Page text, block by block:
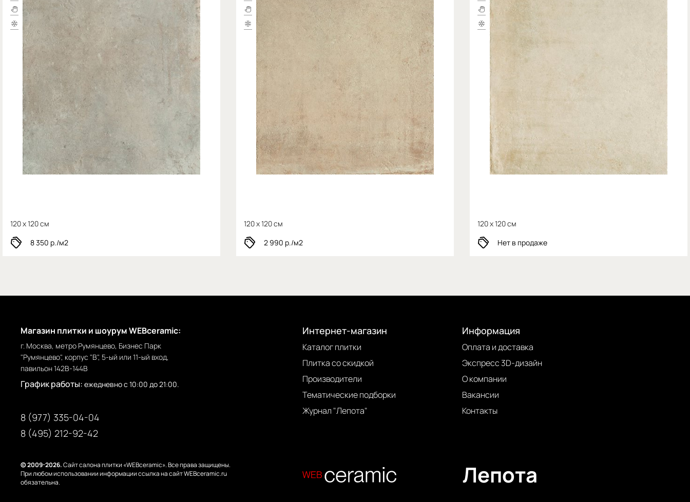
120 x 120 см
8 350 р./м2
120 x 120 см
2 990 р./м2
120 x 120 см
Нет в продаже
Магазин плитки и шоурум WEBceramic:
г. Москва, метро Румянцево, Бизнес Парк
"Румянцево", корпус "В", 5-ый или 11-ый вход,
павильон 142В-144В
График работы: ежедневно с 10:00 до 21:00.
8 (977) 335-04-04
8 (495) 212-92-42
Интернет-магазин
Каталог плитки
Плитка со скидкой
Производители
Тематические подборки
Журнал "Лепота"
Информация
Оплата и доставка
Экспресс 3D-дизайн
О компании
Вакансии
Контакты
© 2009-2026.Сайт салона плитки «WEBceramic». Все права защищены.
При любом использовании информации ссылка на сайт WEBceramic.ru
обязательна.
Лепота